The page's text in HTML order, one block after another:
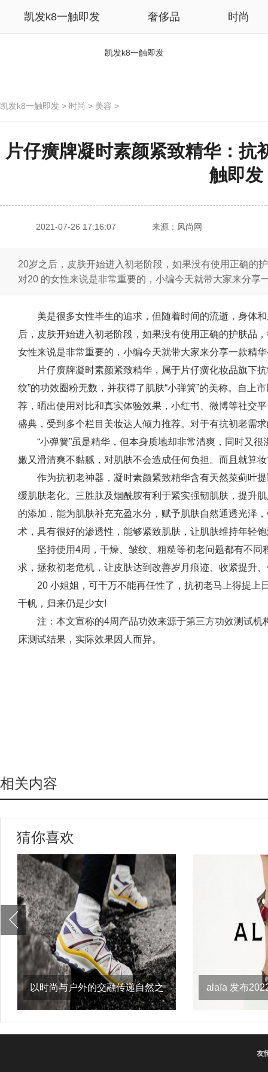
凯发k8一触即发 奢侈品 时尚
凯发k8一触即发
凯发k8一触即发 > 时尚 > 美容 >
片仔癀牌凝时素颜紧致精华：抗
触即发
2021-07-26 17:16:07 来源：风尚网
20岁之后，皮肤开始进入初老阶段，如果没有使用正确的
对20 的女性来说是非常重要的，小编今天就带大家来分
美是很多女性毕生的追求，但随着时间的流逝，身体
后，皮肤开始进入初老阶段，如果没有使用正确的护肤品
女性来说是非常重要的，小编今天就带大家来分享一款精
片仔癀牌凝时素颜紧致精华，属于片仔癀化妆品旗下
纹”的功效圈粉无数，并获得了肌肤“小弹簧”的美称。自上
荐，晒出使用对比和真实体验效果，小红书、微博等社交
盛典，受到多个栏目美妆达人倾力推荐。对于有抗初老需
“小弹簧”虽是精华，但本身质地却非常清爽，同时又
嫩又滑清爽不黏腻，对肌肤不会造成任何负担。而且就算
作为抗初老神器，凝时素颜紧致精华含有天然菜蓟叶
缓肌肤老化。三胜肽及烟酰胺有利于紧实强韧肌肤，提升
的添加，能为肌肤补充充盈水分，赋予肌肤自然通透光泽
术，具有很好的渗透性，能够紧致肌肤，让肌肤维持年轻
坚持使用4周，干燥、皱纹、粗糙等初老问题都有不
求，拯救初老危机，让皮肤达到改善岁月痕迹、收紧提升
20 小姐姐，可千万不能再任性了，抗初老马上得提上
千帆，归来仍是少女!
注：本文宣称的4周产品功效来源于第三方功效测试
床测试结果，实际效果因人而异。
相关内容
猜你喜欢
以时尚与户外的交融传递自然之
意，salomon
alaïa 发布
友